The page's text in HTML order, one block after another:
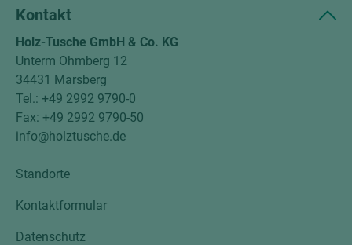
Kontakt
Holz-Tusche GmbH & Co. KG
Unterm Ohmberg 12
34431 Marsberg
Tel.: +49 2992 9790-0
Fax: +49 2992 9790-50
info@holztusche.de
Standorte
Kontaktformular
Datenschutz